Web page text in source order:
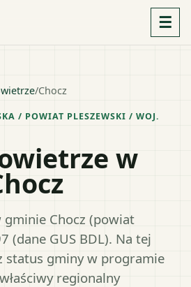
☰
/Chocz
/ POWIAT PLESZEWSKI / WOJ.
w
gminie Chocz (powiat
(dane GUS BDL). Na tej
status gminy w programie
regionalny